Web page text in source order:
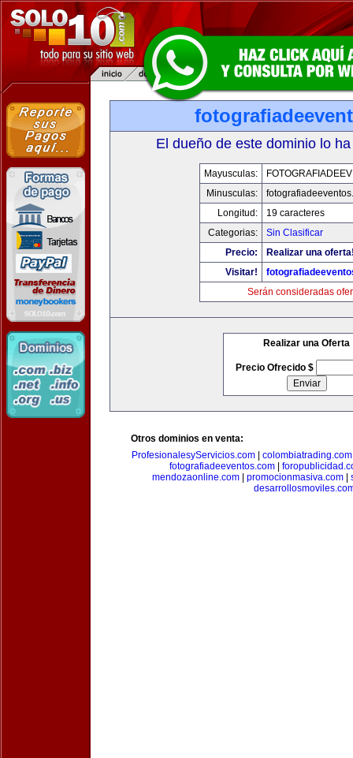
El dueño de este dominio lo
Mayusculas:
Minusculas:
Longitud:
19 caracteres
Categorias:
Sin Clasificar
Precio:
Realizar una
Visitar!
Serán consideradas
Realizar una Oferta
Precio Ofrecido $
Otros dominios en venta:
ProfesionalesyServicios.com| colombiatrading.com
fotografiadeeventos.com|
mendozaonline.com| promocionmasiva.com|